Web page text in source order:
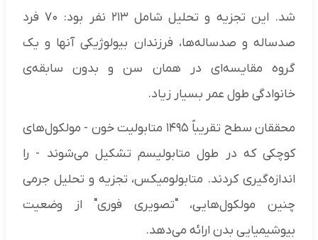
شد. این تجزیه و تحلیل شامل ۲۱۳ نفر بود: ۷۰ فرد
صدساله و صدساله‌ها، فرزندان بیولوژیکی آنها و یک
گروه مقایسه‌ای در همان سن و بدون سابقه‌ی
خانوادگی طول عمر بسیار زیاد.
محققان سطح تقریباً ۱۴۹۵ متابولیت خون - مولکول‌های
کوچکی که در طول متابولیسم تشکیل می‌شوند - را
اندازه‌گیری کردند. متابولومیکس، تجزیه و تحلیل جرمی
چنین مولکول‌هایی، "تصویری فوری" از وضعیت
بیوشیمیایی بدن ارائه می‌دهد.